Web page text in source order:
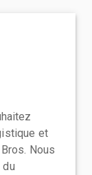
et
Nous